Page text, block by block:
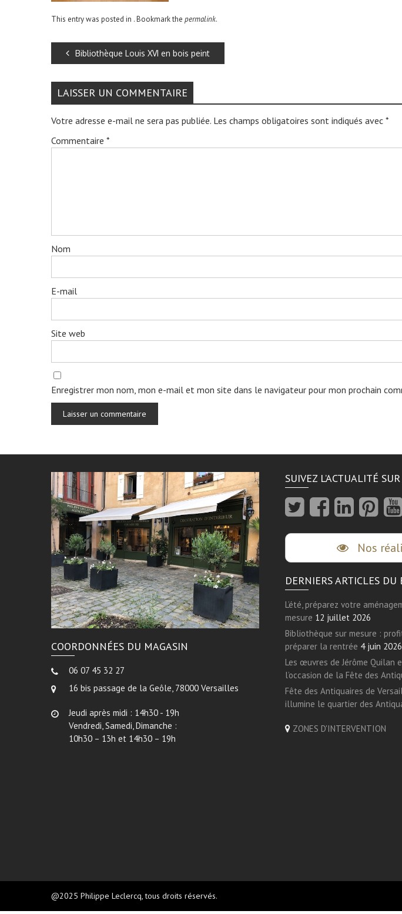
This entry was posted in . Bookmark the permalink.
Bibliothèque Louis XVI en bois peint
LAISSER UN COMMENTAIRE
Votre adresse e-mail ne sera pas publiée. Les champs obligatoires sont indiqués avec *
Commentaire *
Nom
E-mail
Site web
Enregistrer mon nom, mon e-mail et mon site dans le navigateur pour mon prochain
COORDONNÉES DU MAGASIN
06 07 45 32 27
16 bis passage de la Geôle, 78000 Versailles
Jeudi après midi : 14h30 - 19h
Vendredi, Samedi, Dimanche :
10h30 – 13h et 14h30 – 19h
SUIVEZ L’ACTUALITÉ SUR
Nos
DERNIERS ARTICLES DU
L’été, préparez votre
mesure 12 juillet 2026
Bibliothèque sur mesure :
préparer la rentrée 4 juin 2026
Les œuvres de Jérôme Quilan
l’occasion de la Fête des
Fête des Antiquaires de
illumine le quartier des
ZONES D'INTERVENTION
@2025 Philippe Leclercq, tous droits réservés.